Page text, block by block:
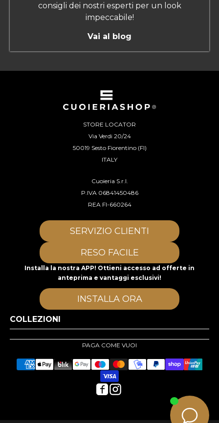
consigli dei nostri esperti per un look
impeccabile!
Vai al blog
STORE LOCATOR
Via Verdi 20/24
50019 Sesto Fiorentino (FI)
ITALY
Cuoieria S.r.l.
P.IVA 06841450486
REA FI-660264
SERVIZIO CLIENTI
RESO FACILE
Installa la nostra APP! Ottieni accesso ad offerte in
anteprima e vantaggi esclusivi!
INSTALLA ORA
COLLEZIONI
PAGA COME VUOI